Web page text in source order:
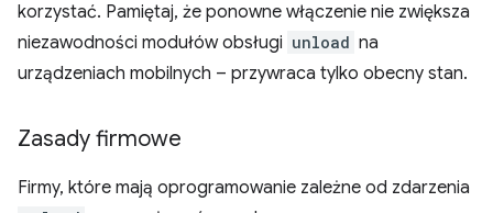
korzystać. Pamiętaj, że ponowne włączenie nie zwiększa
niezawodności modułów obsługi unload na
urządzeniach mobilnych – przywraca tylko obecny stan.
Zasady firmowe
Firmy, które mają oprogramowanie zależne od zdarzenia